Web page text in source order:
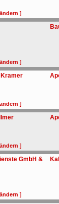
]
]
]
]
GmbH &
]